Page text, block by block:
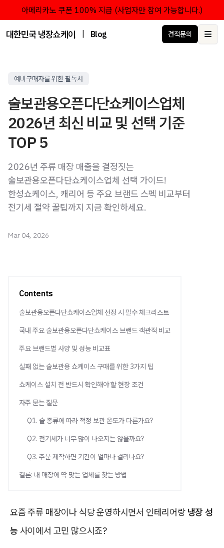
아메리카노 쿠폰 100% 지급 (사업자만 참여 가능합니다.)
대한민국 냉장쇼케이스 점유율 1위 브랜드 한성쇼케이스
Blog 견적문의
예비구매자를 위한 필독서
술보관용오픈다단쇼케이스업체
2026년 최신 비교 및 선택 기준
TOP 5
2026년 주류 매장 매출을 결정짓는
술보관용오픈다단쇼케이스업체 선택 가이드!
한성쇼케이스, 캐리어 등 주요 브랜드 스펙 비교부터
전기세 절약 꿀팁까지 지금 확인하세요.
Mar 04, 2026
Contents
술보관용오픈다단쇼케이스업체 선정 시 필수 체크리스트
국내 주요 술보관용오픈다단쇼케이스 브랜드 객관적 비교
주요 브랜드별 사양 및 성능 비교표
실패 없는 술보관용 쇼케이스 구매를 위한 3가지 팁
쇼케이스 설치 전 반드시 확인해야 할 현장 조건
자주 묻는 질문
Q1. 술 종류에 따라 적정 보관 온도가 다른가요?
Q2. 전기세가 너무 많이 나오지는 않을까요?
Q3. 주문 제작하면 기간이 얼마나 걸리나요?
결론: 내 매장에 딱 맞는 업체를 찾는 방법
요즘 주류 매장이나 식당 운영하시면서 인테리어랑 냉장 성
능 사이에서 고민 많으시죠?